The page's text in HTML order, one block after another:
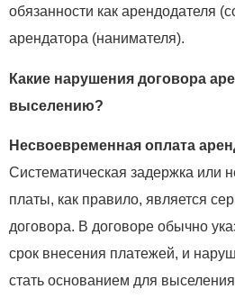
обязанности как арендодателя
арендатора (нанимателя).
Какие нарушения договора
выселению?
Несвоевременная оплата
Систематическая задержка или
платы, как правило, является
договора. В договоре обычно
срок внесения платежей, и
стать основанием для